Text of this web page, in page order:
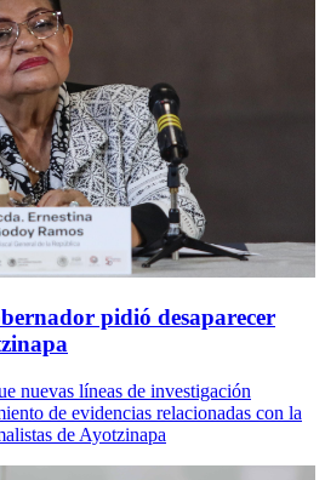
pidió desaparecer
nuevas líneas de investigación
de evidencias relacionadas con la
de Ayotzinapa